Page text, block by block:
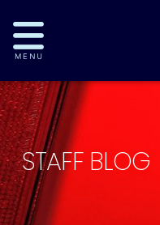
STAFF BLOG